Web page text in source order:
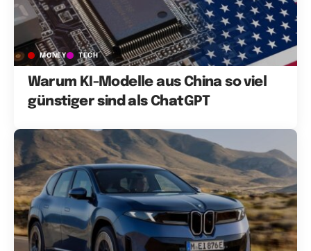
MONEY TECH
Warum KI-Modelle aus China so viel
günstiger sind als ChatGPT